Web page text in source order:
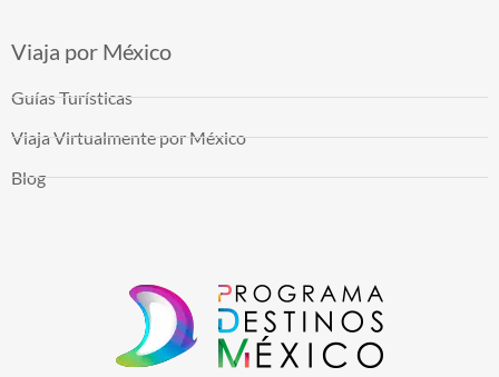
Viaja por México
Guías Turísticas
Viaja Virtualmente por México
Blog